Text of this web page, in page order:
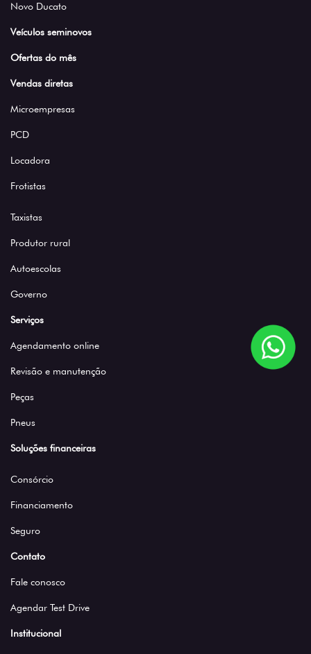
Novo Ducato
Veículos seminovos
Ofertas do mês
Vendas diretas
Microempresas
PCD
Locadora
Frotistas
Taxistas
Produtor rural
Autoescolas
Governo
Serviços
Agendamento online
Revisão e manutenção
Peças
Pneus
Soluções financeiras
Consórcio
Financiamento
Seguro
Contato
Fale conosco
Agendar Test Drive
Institucional